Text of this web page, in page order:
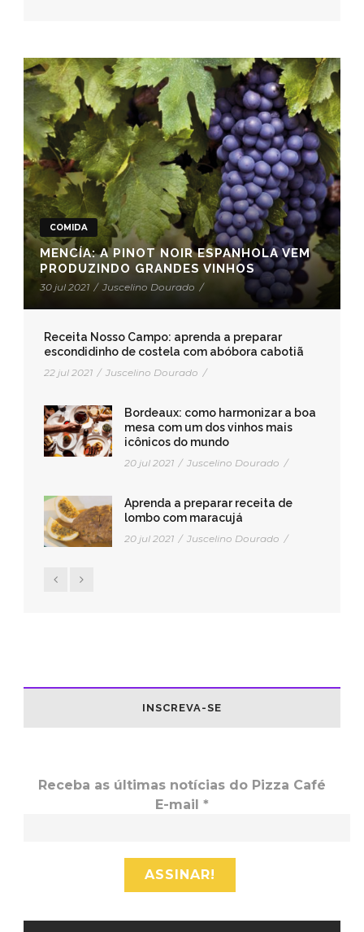
COMIDA
MENCÍA: A PINOT NOIR ESPANHOLA VEM
PRODUZINDO GRANDES VINHOS
30 jul 2021 / Juscelino Dourado /
Receita Nosso Campo: aprenda a preparar
escondidinho de costela com abóbora cabotiã
22 jul 2021 / Juscelino Dourado /
Bordeaux: como harmonizar a boa
mesa com um dos vinhos mais
icônicos do mundo
20 jul 2021 / Juscelino Dourado /
Aprenda a preparar receita de
lombo com maracujá
20 jul 2021 / Juscelino Dourado /
INSCREVA-SE
Receba as últimas notícias do Pizza Café
E-mail *